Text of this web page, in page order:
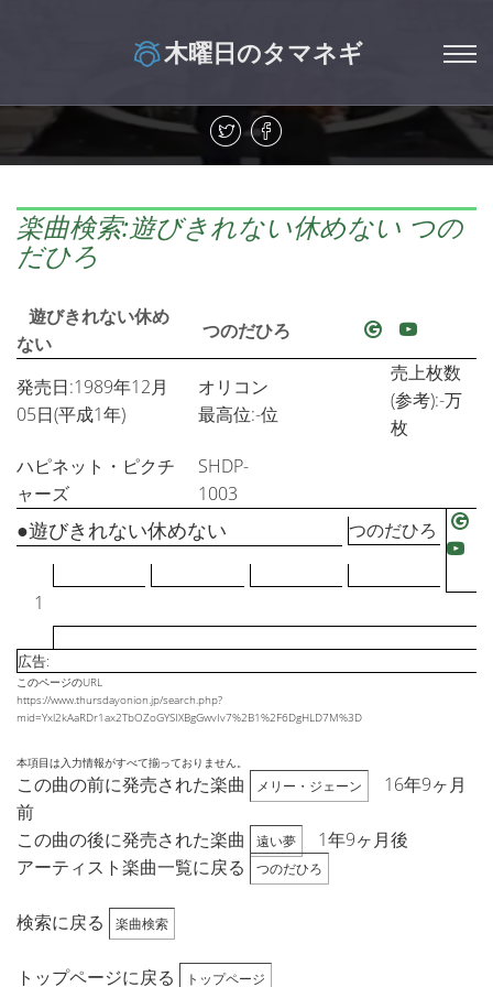
木曜日のタマネギ
楽曲検索:遊びきれない休めない つの
だひろ
遊びきれない休め
ない
つのだひろ
発売日:1989年12月
05日(平成1年)
オリコン
最高位:-位
売上枚数
(参考):-万
枚
ハピネット・ピクチ
ャーズ
SHDP-
1003
1
●遊びきれない休めない つのだひろ
広告:
このページのURL
https://www.thursdayonion.jp/search.php?
mid=Yxl2kAaRDr1ax2TbOZoGYSIXBgGwvIv7%2B1%2F6DgHLD7M%3D
本項目は入力情報がすべて揃っておりません。
この曲の前に発売された楽曲 メリー・ジェーン
16年9ヶ月
前
この曲の後に発売された楽曲
遠い夢
1年9ヶ月後
アーティスト楽曲一覧に戻る
つのだひろ
検索に戻る 楽曲検索
トップページに戻る トップページ